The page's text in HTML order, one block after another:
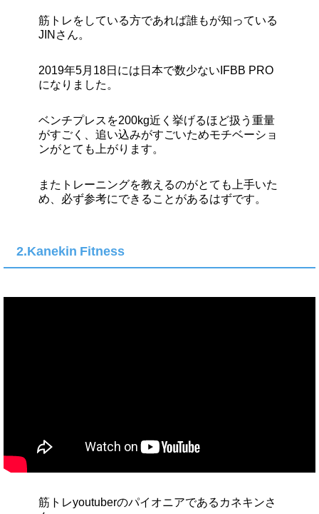
筋トレをしている方であれば誰もが知っている
JINさん。
2019年5月18日には日本で数少ないIFBB PRO
になりました。
ベンチプレスを200kg近く挙げるほど扱う重量
がすごく、追い込みがすごいためモチベーショ
ンがとても上がります。
またトレーニングを教えるのがとても上手いた
め、必ず参考にできることがあるはずです。
2.Kanekin Fitness
筋トレyoutuberのパイオニアであるカネキンさ